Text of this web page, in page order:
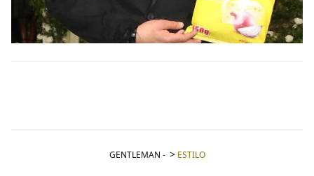
GENTLEMAN - ESTILO